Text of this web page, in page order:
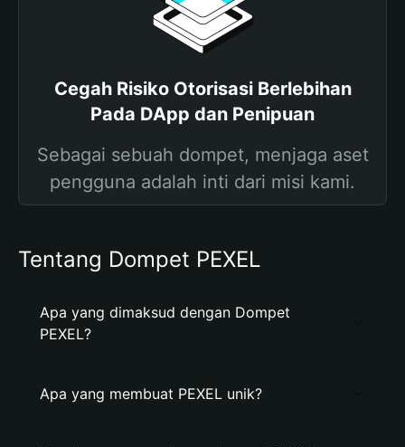
Cegah Risiko Otorisasi Berlebihan
Pada DApp dan Penipuan
Sebagai sebuah dompet, menjaga aset
pengguna adalah inti dari misi kami.
Tentang Dompet PEXEL
Apa yang dimaksud dengan Dompet
PEXEL?
Apa yang membuat PEXEL unik?